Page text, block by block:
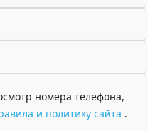
номера телефона,
и политику сайта .